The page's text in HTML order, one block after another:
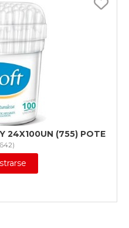
24X100UN (755) POTE
)